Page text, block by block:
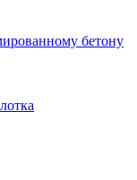
бетону